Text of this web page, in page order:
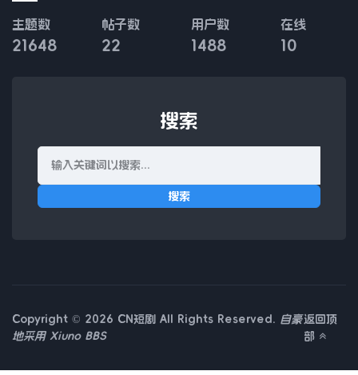
主题数
21648
帖子数
22
用户数
1488
在线
10
搜索
搜索
Copyright © 2026 CN短剧 All Rights Reserved.
自豪
地采用 Xiuno BBS
返回顶
部